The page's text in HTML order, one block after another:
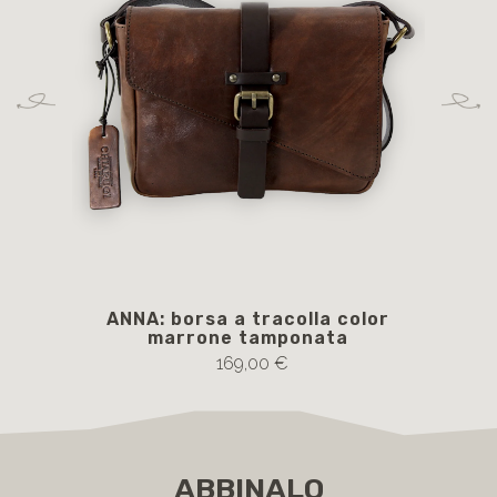
ANNA: borsa a tracolla color
marrone tamponata
169,00 €
ABBINALO